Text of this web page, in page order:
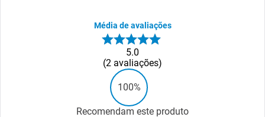
Média de avaliações
5.0
2 avaliações
100%
Recomendam este produto